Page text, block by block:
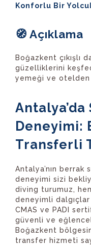
Konforlu Bir
🧭 Açıklama
Boğazkent çıkışlı
güzelliklerini
yemeği ve
Antalya’da
Deneyimi:
Transferli
Antalya’nın berrak
deneyimi sizi
diving turumuz,
deneyimli
CMAS ve PADI
güvenli ve
Boğazkent
transfer hizmeti